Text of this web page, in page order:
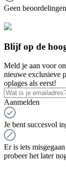
Geen
Blijf op de
Meld je aan voor
nieuwe exclusieve
oplages als eerst!
Aanmelden
Je bent succesvol
Er is iets
probeer het later